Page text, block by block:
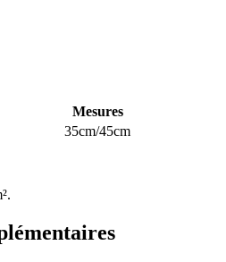
Mesures
35cm/45cm